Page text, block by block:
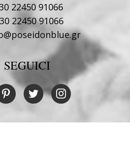
22450 91066
22450 91066
SEGUICI